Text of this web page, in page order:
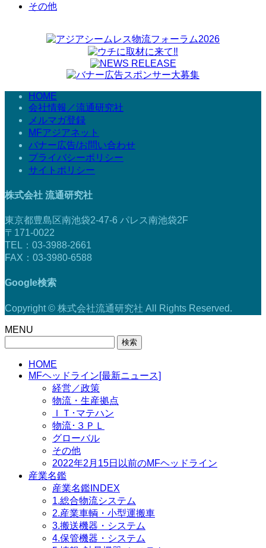
その他
HOME
会社情報／流通研究社
メルマガ登録
MFアジアネット
バナー広告/お問い合わせ
プライバシーポリシー
サイトポリシー
株式会社 流通研究社
東京都豊島区南池袋2-47-6 パレス南池袋2F
〒171-0022
TEL：03-3988-2661
FAX：03-3980-6588
Google検索
Copyright © 株式会社流通研究社 All Rights Reserved.
MENU
HOME
MFヘッドライン[最新ニュース]
経営／政策
物流・生産拠点
ＩＴ･マテハン
物流･３ＰＬ
グローバル
その他
2022年2月15日以前のMFヘッドライン
産業名鑑
産業名鑑INDEX
1.総合物流システム
2.産業車輌・小型運搬車
3.搬送機器・システム
4.保管機器・システム